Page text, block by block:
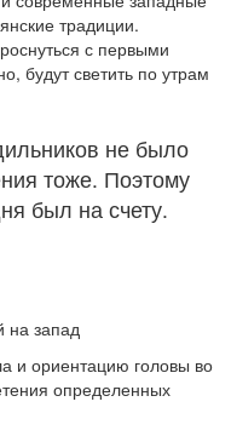
традиции.
с первыми
будут светить по утрам
не было
тоже. Поэтому
был на счету.
и ориентацию головы во
определенных